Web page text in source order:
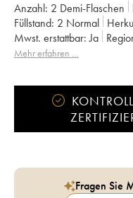
Anzahl: 2 Demi-Flaschen
Füllstand: 2 Normal
Mwst. erstattbar: ja
Eigentümer:
Guigal
Mehr erfahren …
Fragen Sie